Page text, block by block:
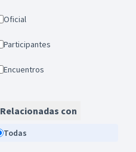
Oficial
Participantes
Encuentros
Relacionadas con
Todas